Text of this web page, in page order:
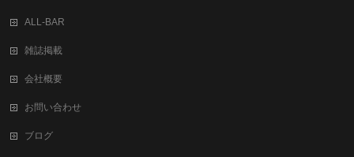
ALL-BAR
雑誌掲載
会社概要
お問い合わせ
ブログ